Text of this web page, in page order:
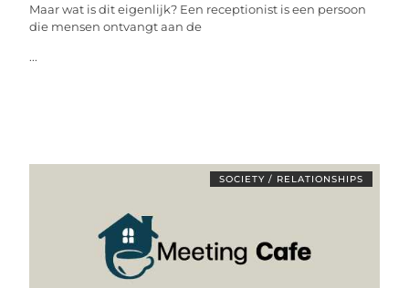
Maar wat is dit eigenlijk? Een receptionist is een persoon
die mensen ontvangt aan de
...
SOCIETY / RELATIONSHIPS